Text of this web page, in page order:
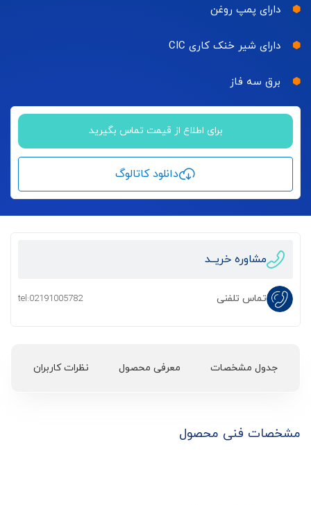
دارای پمپ روغن
دارای شیر خنک کاری CIC
برق سه فاز
برای اطلاع از قیمت تماس بگیرید
دانلود کاتالوگ
مشاوره خریــد
تماس تلفنی tel:02191005782
جدول مشخصات معرفی محصول نظرات کاربران
مشخصات فنی محصول